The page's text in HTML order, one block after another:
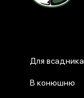
Для всадника
В конюшню